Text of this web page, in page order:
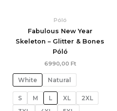
Póló
Fabulous New Year
Skeleton – Glitter & Bones
Póló
6990,00 Ft
White Natural
S M L XL
2XL